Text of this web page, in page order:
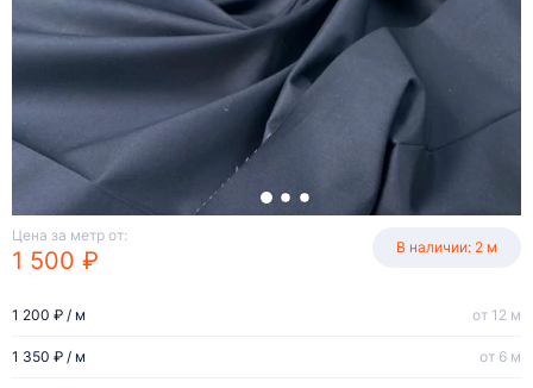
Цена за метр от:
1 500 ₽ В наличии: 2 м
1 350 ₽ / м от 6 м
1 200 ₽ / м от 12 м